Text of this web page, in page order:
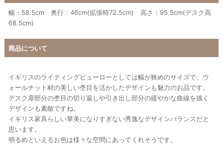
幅：58.5cm 奥行：46cm(拡張時72.5cm) 高さ：95.5cm(デスク高
68.5cm)
商品について
イギリスのライティングビューローとしては幅が狭めのサイズで、ウ
ォールナット材の美しい杢目を活かしたデザインも魅力のお品です。
デスク扉部分の杢目の切り返しや引き出し部分の緩やかな曲線を描く
デザインも素敵ですね。
イギリス家具らしい華美になりすぎない秀逸なデザインバランスだと
思います。
明るめといえるお色は様々な空間にあってくれそうです。